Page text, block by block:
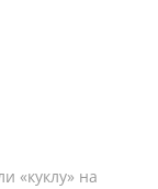
«куклу» на